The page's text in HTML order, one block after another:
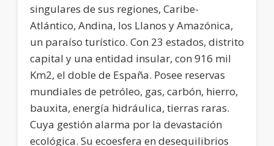
singulares de sus regiones, Caribe-
Atlántico, Andina, los Llanos y Amazónica,
un paraíso turístico. Con 23 estados, distrito
capital y una entidad insular, con 916 mil
Km2, el doble de España. Posee reservas
mundiales de petróleo, gas, carbón, hierro,
bauxita, energía hidráulica, tierras raras.
Cuya gestión alarma por la devastación
ecológica. Su ecoesfera en desequilibrios